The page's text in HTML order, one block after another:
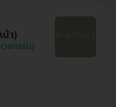
า)
ชกรรม)